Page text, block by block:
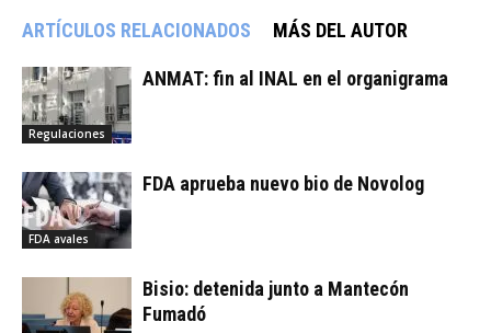
ARTÍCULOS RELACIONADOS MÁS DEL AUTOR
Regulaciones
ANMAT: fin al INAL en el organigrama
FDA avales
FDA aprueba nuevo bio de Novolog
Bisio: detenida junto a Mantecón
Fumadó